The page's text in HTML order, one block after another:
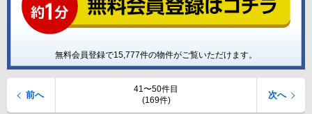
無料会員登録で15,777件の物件がご覧いただけます。
41〜50件目
(169件)
前へ 次へ